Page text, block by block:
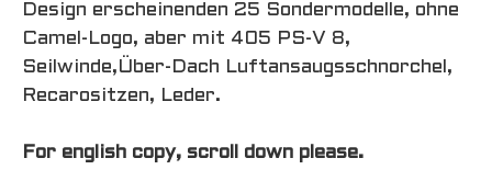
Design erscheinenden 25 Sondermodelle, ohne
Camel-Logo, aber mit 405 PS-V 8,
Seilwinde,Über-Dach Luftansaugsschnorchel,
Recarositzen, Leder.
For english copy, scroll down please.